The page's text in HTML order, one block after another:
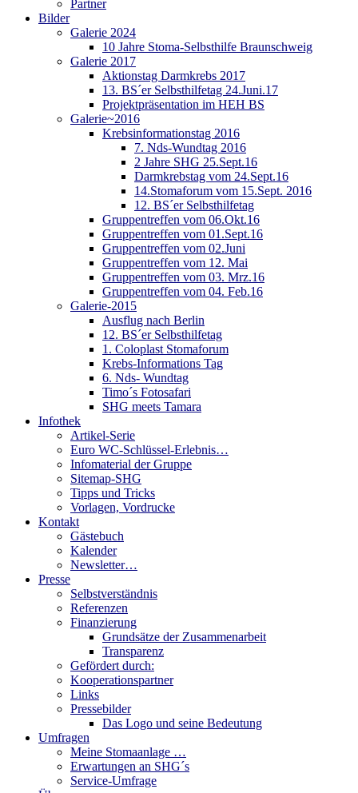
Partner
Bilder
Galerie 2024
10 Jahre Stoma-Selbsthilfe Braunschweig
Galerie 2017
Aktionstag Darmkrebs 2017
13. BS´er Selbsthilfetag 24.Juni.17
Projektpräsentation im HEH BS
Galerie~2016
Krebsinformationstag 2016
7. Nds-Wundtag 2016
2 Jahre SHG 25.Sept.16
Darmkrebstag vom 24.Sept.16
14.Stomaforum vom 15.Sept. 2016
12. BS´er Selbsthilfetag
Gruppentreffen vom 06.Okt.16
Gruppentreffen vom 01.Sept.16
Gruppentreffen vom 02.Juni
Gruppentreffen vom 12. Mai
Gruppentreffen vom 03. Mrz.16
Gruppentreffen vom 04. Feb.16
Galerie-2015
Ausflug nach Berlin
12. BS´er Selbsthilfetag
1. Coloplast Stomaforum
Krebs-Informations Tag
6. Nds- Wundtag
Timo´s Fotosafari
SHG meets Tamara
Infothek
Artikel-Serie
Euro WC-Schlüssel-Erlebnis…
Infomaterial der Gruppe
Sitemap-SHG
Tipps und Tricks
Vorlagen, Vordrucke
Kontakt
Gästebuch
Kalender
Newsletter…
Presse
Selbstverständnis
Referenzen
Finanzierung
Grundsätze der Zusammenarbeit
Transparenz
Gefördert durch:
Kooperationspartner
Links
Pressebilder
Das Logo und seine Bedeutung
Umfragen
Meine Stomaanlage …
Erwartungen an SHG´s
Service-Umfrage